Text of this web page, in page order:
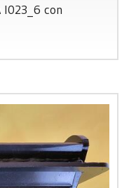
I023_6 con